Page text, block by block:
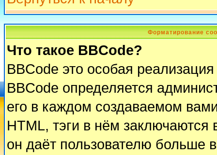
Форматирование
Что такое BBCode?
BBCode это особая
BBCode определяется
его в каждом создаваемом
HTML, тэги в нём заключаются
он даёт пользователю больше